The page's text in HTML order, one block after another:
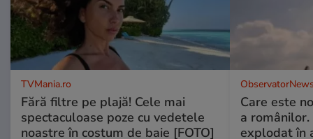
TVMania.ro
Fără filtre pe plajă! Cele mai
spectaculoase poze cu vedetele
noastre în costum de baie [FOTO]
Care este
a
explodat în